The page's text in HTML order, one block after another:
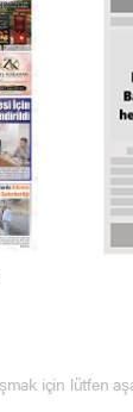
için lütfen